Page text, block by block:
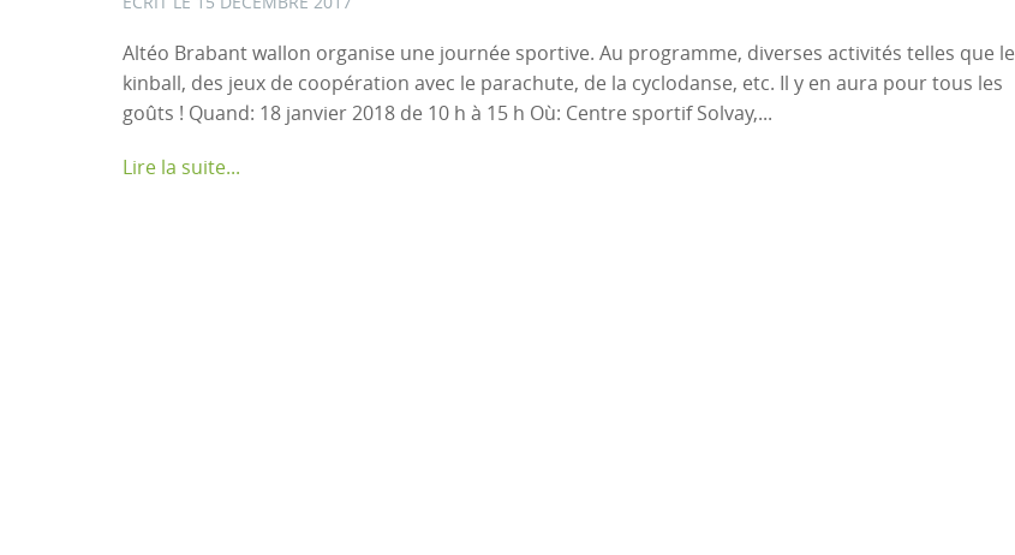
Altéo Brabant wallon organise une journée sportive. Au programme, diverses activités telles que le
kinball, des jeux de coopération avec le parachute, de la cyclodanse, etc. Il y en aura pour tous les
goûts ! Quand: 18 janvier 2018 de 10 h à 15 h Où: Centre sportif Solvay,...
Lire la suite...